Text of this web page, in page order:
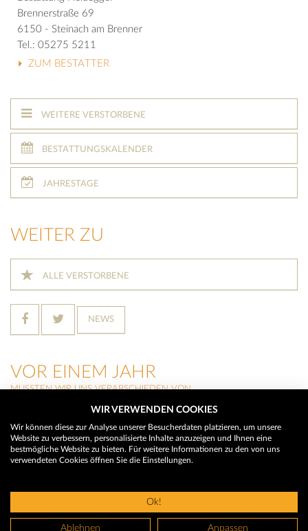
Brennerstraße 69
6150 - Steinach am Brenner
Tel.: 05275 5211
ZUM BESTATTER
WEITERE VERSTORBENE
BESTATTUNGSKALENDER
JAHRESTAGE
WEITER ZU
ALLE VERSTORBENE
NEWS
VOR EINEM JAHR
MUSSTEN WIR UNS VERABSCHIEDEN VON
HILDEGARD BUCHEGGER
(Trins)
THERESIA RAINER
(Neustift im Stubaital)
© 2026 Trauerhilfe - Das Trauerportal
WIR VERWENDEN COOKIES
Wir können diese zur Analyse unserer Besucherdaten platzieren, um unsere
Website zu verbessern, personalisierte Inhalte anzuzeigen und Ihnen eine
bestmögliche Website zu bieten. Für weitere Informationen zu den von uns
verwendeten Cookies öffnen Sie die Einstellungen.
Ok!
Ablehnen Anpassen